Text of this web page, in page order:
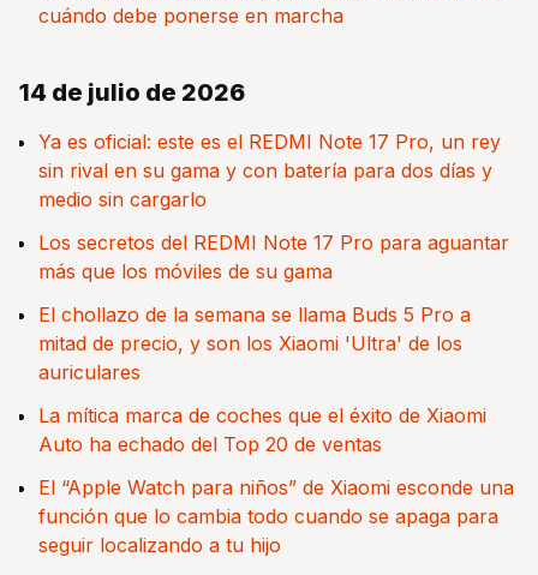
cuándo debe ponerse en marcha
14 de julio de 2026
Ya es oficial: este es el REDMI Note 17 Pro, un rey
sin rival en su gama y con batería para dos días y
medio sin cargarlo
Los secretos del REDMI Note 17 Pro para aguantar
más que los móviles de su gama
El chollazo de la semana se llama Buds 5 Pro a
mitad de precio, y son los Xiaomi 'Ultra' de los
auriculares
La mítica marca de coches que el éxito de Xiaomi
Auto ha echado del Top 20 de ventas
El “Apple Watch para niños” de Xiaomi esconde una
función que lo cambia todo cuando se apaga para
seguir localizando a tu hijo